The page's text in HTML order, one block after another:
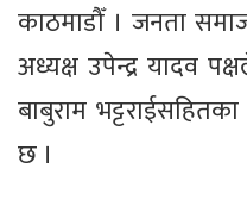
काठमाडौँ । जनता
अध्यक्ष उपेन्द्र यादव
बाबुराम
छ ।